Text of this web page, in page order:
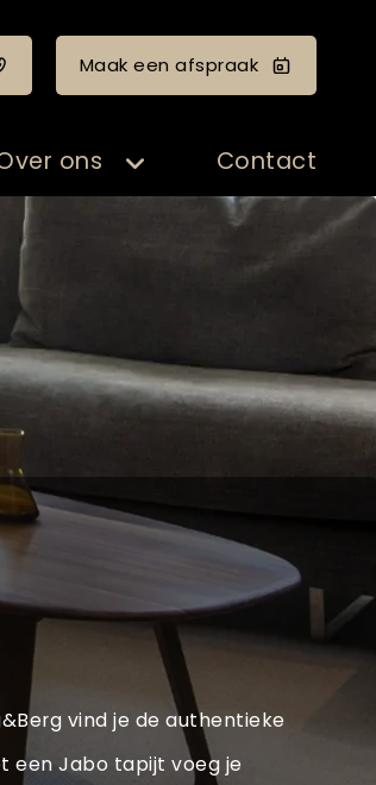
Maak een afspraak
ons Contact
vind je de authentieke
een Jabo tapijt voeg je